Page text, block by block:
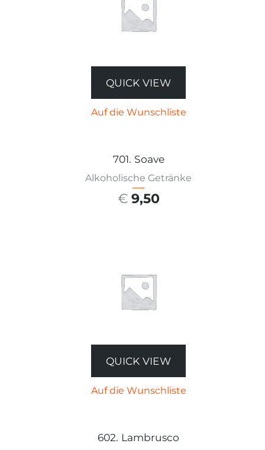
QUICK VIEW
Auf die Wunschliste
701. Soave
Alkoholische Getränke
€ 9,50
QUICK VIEW
Auf die Wunschliste
602. Lambrusco